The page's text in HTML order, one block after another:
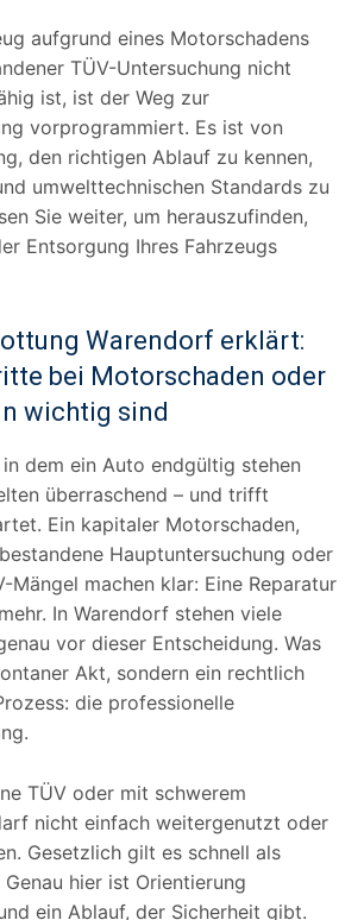
aufgrund eines Motorschadens
TÜV-Untersuchung nicht
ist, ist der Weg zur
vorprogrammiert. Es ist von
den richtigen Ablauf zu kennen,
umwelttechnischen Standards zu
Sie weiter, um herauszufinden,
Entsorgung Ihres Fahrzeugs
Warendorf erklärt:
bei Motorschaden oder
wichtig sind
dem ein Auto endgültig stehen
überraschend – und trifft
Ein kapitaler Motorschaden,
Hauptuntersuchung oder
Mängel machen klar: Eine Reparatur
In Warendorf stehen viele
vor dieser Entscheidung. Was
Akt, sondern ein rechtlich
die professionelle
TÜV oder mit schwerem
nicht einfach weitergenutzt oder
Gesetzlich gilt es schnell als
hier ist Orientierung
ein Ablauf, der Sicherheit gibt.